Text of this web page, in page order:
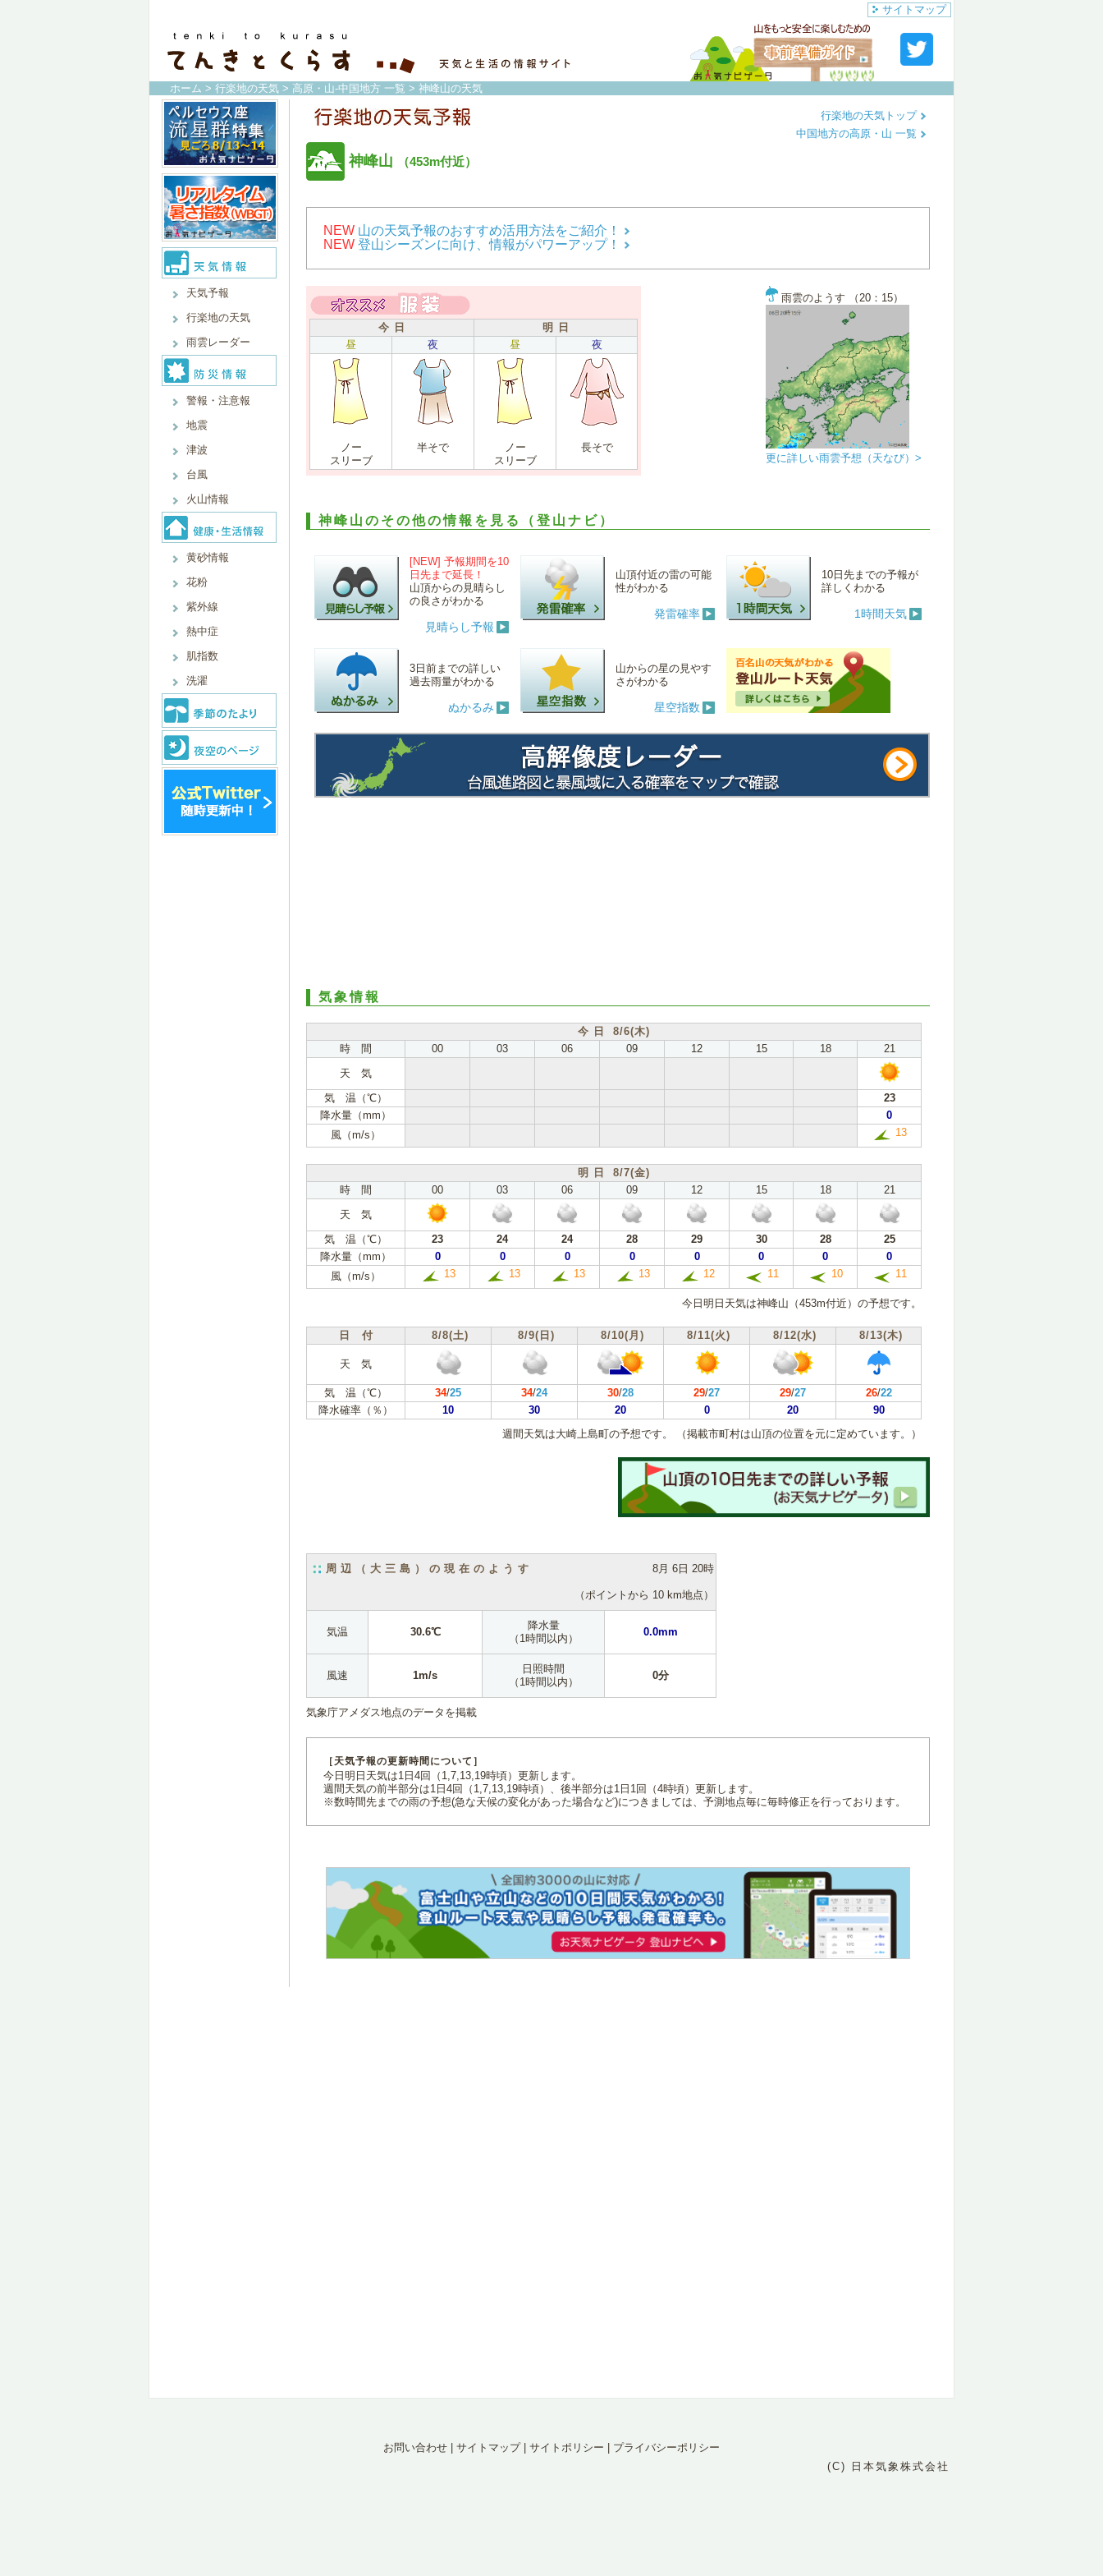
サイトマップ
ホーム > 行楽地の天気 > 高原・山-中国地方 一覧 > 神峰山の天気
天気予報
行楽地の天気
雨雲レーダー
警報・注意報
地震
津波
台風
火山情報
黄砂情報
花粉
紫外線
熱中症
肌指数
洗濯
神峰山 （453m付近）
行楽地の天気トップ
中国地方の高原・山 一覧
NEW 山の天気予報のおすすめ活用方法をご紹介！
NEW 登山シーズンに向け、情報がパワーアップ！
今 日
明 日
昼
夜 昼 夜
ノー
スリーブ
半そで
ノー
スリーブ
長そで
雨雲のようす （20：15）
更に詳しい雨雲予想（天なび）>
神峰山のその他の情報を見る（登山ナビ）
[NEW] 予報期間を10
日先まで延長！
山頂からの見晴らし
の良さがわかる
見晴らし予報
山頂付近の雷の可能
性がわかる
発雷確率
10日先までの予報が
詳しくわかる
1時間天気
3日前までの詳しい
過去雨量がわかる
ぬかるみ
山からの星の見やす
さがわかる
星空指数
気象情報
今 日 8/6(木)
時 間
00 03 06 09 12 15 18
21
天 気
気 温（℃）
23
降水量（mm）
0
風（m/s）
13
明 日 8/7(金)
時 間
00 03 06 09 12 15 18
21
天 気
気 温（℃）
23 24 24 28 29 30 28
25
降水量（mm）
0 0 0 0 0 0 0
0
風（m/s）
13 13 13 13 12 11 10 11
今日明日天気は神峰山（453m付近）の予想です。
日 付 8/8(土) 8/9(日) 8/10(月) 8/11(火) 8/12(水) 8/13(木)
天 気
気 温（℃） 34/25 34/24 30/28 29/27 29/27 26/22
降水確率（％）
10 30 20 0 20
90
週間天気は大崎上島町の予想です。
（掲載市町村は山頂の位置を元に定めています。）
周辺（大三島）の現在のようす 8月 6日 20時
（ポイントから 10 km地点）
気温 30.6℃
降水量
（1時間以内）
0.0mm
風速 1m/s
日照時間
（1時間以内）
0分
気象庁アメダス地点のデータを掲載
［天気予報の更新時間について］
今日明日天気は1日4回（1,7,13,19時頃）更新します。
週間天気の前半部分は1日4回（1,7,13,19時頃）、後半部分は1日1回（4時頃）更新します。
※数時間先までの雨の予想(急な天候の変化があった場合など)につきましては、予測地点毎に毎時修正を行っております。
お問い合わせ サイトマップ| サイトポリシー
プライバシーポリシー
(C) 日本気象株式会社